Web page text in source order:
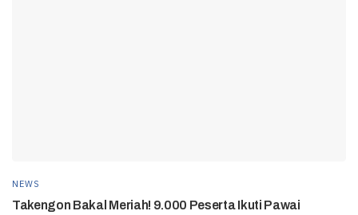
NEWS
Takengon Bakal Meriah! 9.000 Peserta Ikuti Pawai